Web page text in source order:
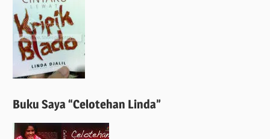
Buku Saya “Celotehan Linda”